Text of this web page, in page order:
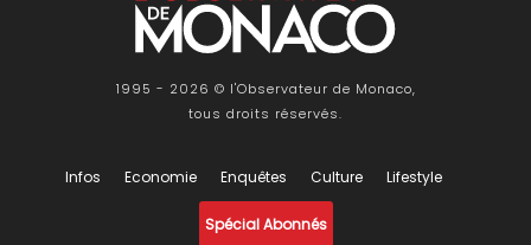
1995 - 2026 © l'Observateur de Monaco,
tous droits réservés.
Infos Economie Enquêtes Culture Lifestyle
Spécial Abonnés